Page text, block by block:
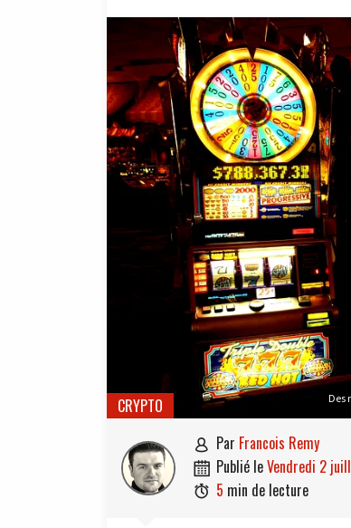
Des
CRYPTO
 par Francois Remy
 publié le vendredi 2
 5 min de lecture